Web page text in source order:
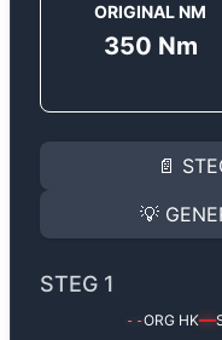
ORIGINAL NM
350 Nm
📄
Steg 1
Effekten ökar från
(+75 hk & +90
Ger mer effekt,
Steg 1
💡
✅ All mjukvara är
✅ Felsökning
STEG 1
--ORG HK━━